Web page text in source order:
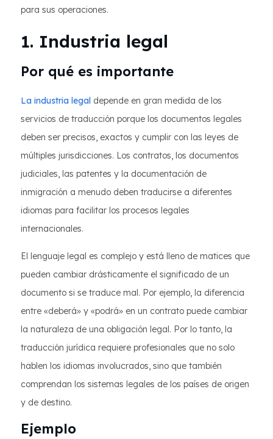
para sus operaciones.
1. Industria legal
Por qué es importante
La industria legal depende en gran medida de los
servicios de traducción porque los documentos legales
deben ser precisos, exactos y cumplir con las leyes de
múltiples jurisdicciones. Los contratos, los documentos
judiciales, las patentes y la documentación de
inmigración a menudo deben traducirse a diferentes
idiomas para facilitar los procesos legales
internacionales.
El lenguaje legal es complejo y está lleno de matices que
pueden cambiar drásticamente el significado de un
documento si se traduce mal. Por ejemplo, la diferencia
entre «deberá» y «podrá» en un contrato puede cambiar
la naturaleza de una obligación legal. Por lo tanto, la
traducción jurídica requiere profesionales que no solo
hablen los idiomas involucrados, sino que también
comprendan los sistemas legales de los países de origen
y de destino.
Ejemplo